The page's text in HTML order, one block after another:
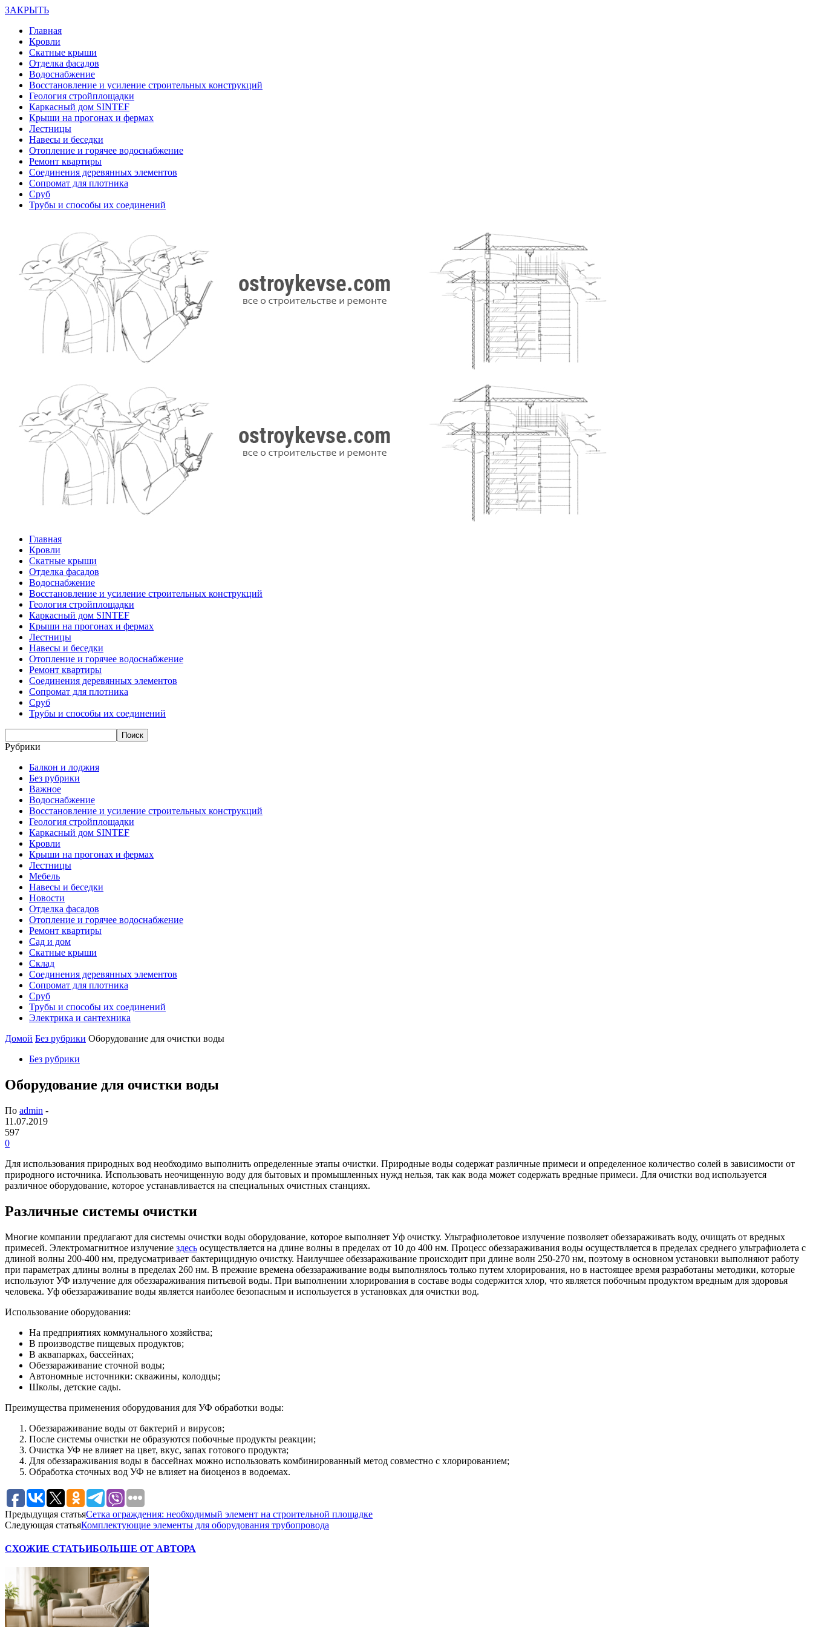
ЗАКРЫТЬ
Главная
Кровли
Скатные крыши
Отделка фасадов
Водоснабжение
Восстановление и усиление строительных конструкций
Геология стройплощадки
Каркасный дом SINTEF
Крыши на прогонах и фермах
Лестницы
Навесы и беседки
Отопление и горячее водоснабжение
Ремонт квартиры
Соединения деревянных элементов
Сопромат для плотника
Сруб
Трубы и способы их соединений
Главная
Кровли
Скатные крыши
Отделка фасадов
Водоснабжение
Восстановление и усиление строительных конструкций
Геология стройплощадки
Каркасный дом SINTEF
Крыши на прогонах и фермах
Лестницы
Навесы и беседки
Отопление и горячее водоснабжение
Ремонт квартиры
Соединения деревянных элементов
Сопромат для плотника
Сруб
Трубы и способы их соединений
Рубрики
Балкон и лоджия
Без рубрики
Важное
Водоснабжение
Восстановление и усиление строительных конструкций
Геология стройплощадки
Каркасный дом SINTEF
Кровли
Крыши на прогонах и фермах
Лестницы
Мебель
Навесы и беседки
Новости
Отделка фасадов
Отопление и горячее водоснабжение
Ремонт квартиры
Сад и дом
Скатные крыши
Склад
Соединения деревянных элементов
Сопромат для плотника
Сруб
Трубы и способы их соединений
Электрика и сантехника
Домой Без рубрики Оборудование для очистки воды
Без рубрики
Оборудование для очистки воды
По admin -
11.07.2019
597
0
Для использования природных вод необходимо выполнить определенные этапы очистки. Природные воды содержат различные примеси и определенное количество солей в зависимости от
природного источника. Использовать неочищенную воду для бытовых и промышленных нужд нельзя, так как вода может содержать вредные примеси. Для очистки вод используется
различное оборудование, которое устанавливается на специальных очистных станциях.
Различные системы очистки
Многие компании предлагают для системы очистки воды оборудование, которое выполняет Уф очистку. Ультрафиолетовое излучение позволяет обеззараживать воду, очищать от вредных
примесей. Электромагнитное излучение здесь осуществляется на длине волны в пределах от 10 до 400 нм. Процесс обеззараживания воды осуществляется в пределах среднего ультрафиолета с
длиной волны 200-400 нм, предусматривает бактерицидную очистку. Наилучшее обеззараживание происходит при длине волн 250-270 нм, поэтому в основном установки выполняют работу
при параметрах длины волны в пределах 260 нм. В прежние времена обеззараживание воды выполнялось только путем хлорирования, но в настоящее время разработаны методики, которые
используют УФ излучение для обеззараживания питьевой воды. При выполнении хлорирования в составе воды содержится хлор, что является побочным продуктом вредным для здоровья
человека. Уф обеззараживание воды является наиболее безопасным и используется в установках для очистки вод.
Использование оборудования:
На предприятиях коммунального хозяйства;
В производстве пищевых продуктов;
В аквапарках, бассейнах;
Обеззараживание сточной воды;
Автономные источники: скважины, колодцы;
Школы, детские сады.
Преимущества применения оборудования для УФ обработки воды:
Обеззараживание воды от бактерий и вирусов;
После системы очистки не образуются побочные продукты реакции;
Очистка УФ не влияет на цвет, вкус, запах готового продукта;
Для обеззараживания воды в бассейнах можно использовать комбинированный метод совместно с хлорированием;
Обработка сточных вод УФ не влияет на биоценоз в водоемах.
Предыдущая статьяСетка ограждения: необходимый элемент на строительной площадке
Следующая статьяКомплектующие элементы для оборудования трубопровода
СХОЖИЕ СТАТЬИБОЛЬШЕ ОТ АВТОРА